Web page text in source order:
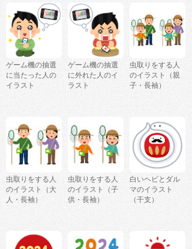
ゲーム機の抽選
に当たった人の
イラスト
ゲーム機の抽選
に外れた人のイ
ラスト
虫取りをする人
のイラスト（親
子・長袖）
虫取りをする人
のイラスト（大
人・長袖）
虫取りをする人
のイラスト（子
供・長袖）
白いヘビとダル
マのイラスト
（干支）